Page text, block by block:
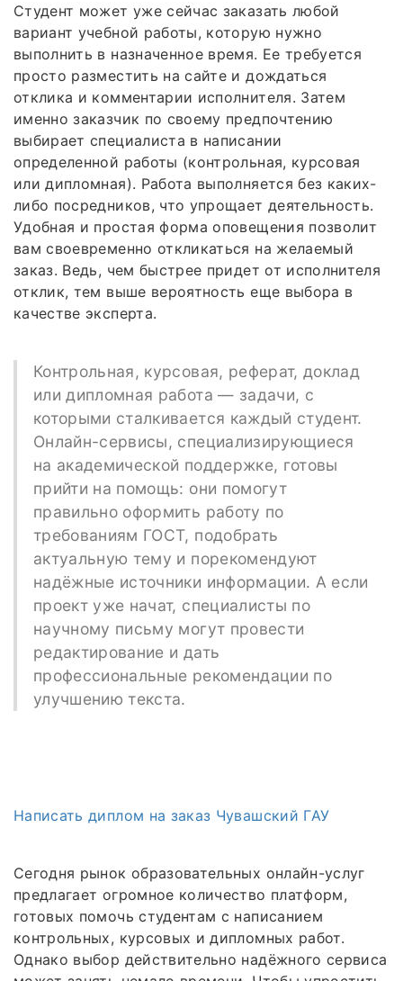
Студент может уже сейчас заказать любой
вариант учебной работы, которую нужно
выполнить в назначенное время. Ее требуется
просто разместить на сайте и дождаться
отклика и комментарии исполнителя. Затем
именно заказчик по своему предпочтению
выбирает специалиста в написании
определенной работы (контрольная, курсовая
или дипломная). Работа выполняется без каких-
либо посредников, что упрощает деятельность.
Удобная и простая форма оповещения позволит
вам своевременно откликаться на желаемый
заказ. Ведь, чем быстрее придет от исполнителя
отклик, тем выше вероятность еще выбора в
качестве эксперта.
Контрольная, курсовая, реферат, доклад
или дипломная работа — задачи, с
которыми сталкивается каждый студент.
Онлайн-сервисы, специализирующиеся
на академической поддержке, готовы
прийти на помощь: они помогут
правильно оформить работу по
требованиям ГОСТ, подобрать
актуальную тему и порекомендуют
надёжные источники информации. А если
проект уже начат, специалисты по
научному письму могут провести
редактирование и дать
профессиональные рекомендации по
улучшению текста.
Написать диплом на заказ Чувашский ГАУ
Сегодня рынок образовательных онлайн-услуг
предлагает огромное количество платформ,
готовых помочь студентам с написанием
контрольных, курсовых и дипломных работ.
Однако выбор действительно надёжного сервиса